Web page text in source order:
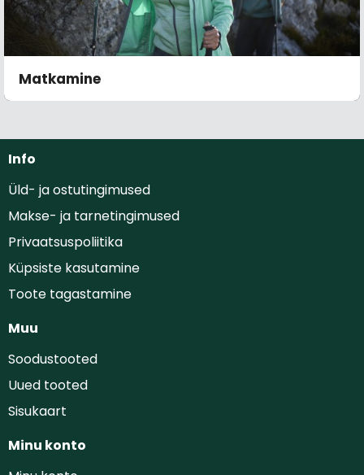
Matkamine
Info
Üld- ja ostutingimused
Makse- ja tarnetingimused
Privaatsuspoliitika
Küpsiste kasutamine
Toote tagastamine
Muu
Soodustooted
Uued tooted
Sisukaart
Minu konto